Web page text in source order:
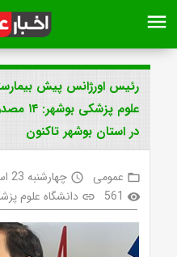
menu
رئیس اورژانس پیش
علوم
در استان بوشهر تاکنون
folder_open عمومی access_time چهارشنبه 23 اسفند 1402 ساعت 9:2
visibility
561
link دانشگاه علوم